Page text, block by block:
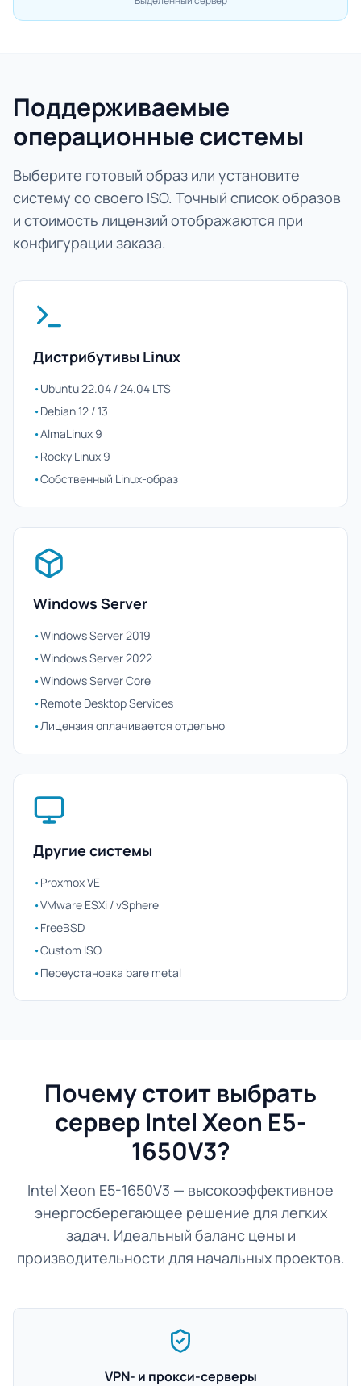
Поддерживаемые
операционные системы
Выберите готовый образ или установите
систему со своего ISO. Точный список образов
и стоимость лицензий отображаются при
конфигурации заказа.
Дистрибутивы Linux
•Ubuntu 22.04 / 24.04 LTS
•Debian 12 / 13
•AlmaLinux 9
•Rocky Linux 9
•Собственный Linux-образ
Windows Server
•Windows Server 2019
•Windows Server 2022
•Windows Server Core
•Remote Desktop Services
•Лицензия оплачивается отдельно
Другие системы
•Proxmox VE
•VMware ESXi / vSphere
•FreeBSD
•Custom ISO
•Переустановка bare metal
Почему стоит выбрать
сервер Intel Xeon E5-
1650V3?
Intel Xeon E5-1650V3 — высокоэффективное
энергосберегающее решение для легких
задач. Идеальный баланс цены и
производительности для начальных проектов.
VPN- и прокси-серверы